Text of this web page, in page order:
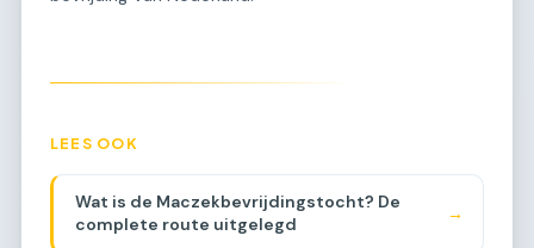
LEES OOK
Wat is de Maczekbevrijdingstocht? De
complete route uitgelegd
→